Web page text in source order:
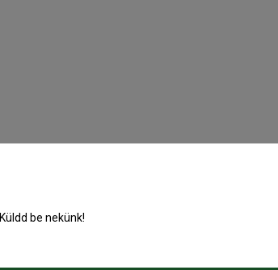
Küldd be nekünk!